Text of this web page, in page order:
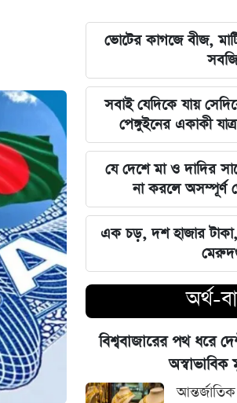
ফ্যাসিবাদবিরোধী সব
বজায় রাখা এখন
ইতিহাসের
আগস্টের বিজয়
রহমান
দেবিদ্বার
নির্বাচিত মিজানুর
জুলাইয়ের চেতনাকে
হবে, যেন তা হারিয়ে
ভারত সরকারের
নতিস্বীকার, ভুল
ভোটের কাগজে বীজ,
সবজি
সবাই যেদিকে যায়
পেঙ্গুইনের একাকী
যে দেশে মা ও দাদির
না করলে অসম্পূর্ণ
এক চড়, দশ হাজার
অর্থ-
বিশ্ববাজারের পথ ধরে
অস্বাভাবিক